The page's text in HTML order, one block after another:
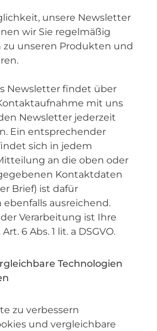
unsere Newsletter
wir Sie regelmäßig
unseren Produkten und
Newsletter findet über
mit uns
Newsletter jederzeit
Ein entsprechender
sich in jedem
an die oben oder
Kontaktdaten
Brief) ist dafür
ausreichend.
Verarbeitung ist Ihre
6 Abs. 1 lit. a DSGVO.
Technologien
zu verbessern
und vergleichbare